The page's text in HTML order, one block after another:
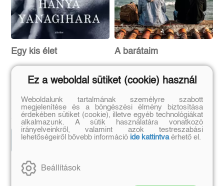
Egy kis élet
(E-könyv)
Hanya Yanagihara
Eredeti ár:
5 899 Ft
Kosárba
A barátaim
(E-könyv)
Fredrik Backman
Eredeti ár:
4 090 Ft
Kosárba
Szerző további művei
Ez a weboldal sütiket (cookie) használ
Weboldalunk tartalmának személyre szabott
megjelenítése és a böngészési élmény biztosítása
érdekében sütiket (cookie), illetve egyéb technológiákat
alkalmazunk. A sütik használatára vonatkozó
irányelveinkről, valamint azok testreszabási
lehetőségeiről bővebb információ ide kattintvaérhető el.
Beállítások